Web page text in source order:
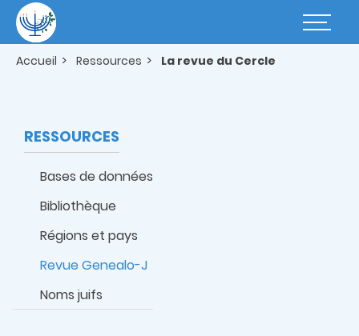
contenu
principal
Basculer
Accueil Ressources La revue du Cercle
RESSOURCES
Bases de données
Bibliothèque
Régions et pays
Revue Genealo-J
Noms juifs